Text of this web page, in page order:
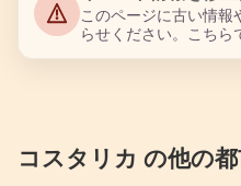
このページに古い情報
らせください。こちら
コスタリカ の他の